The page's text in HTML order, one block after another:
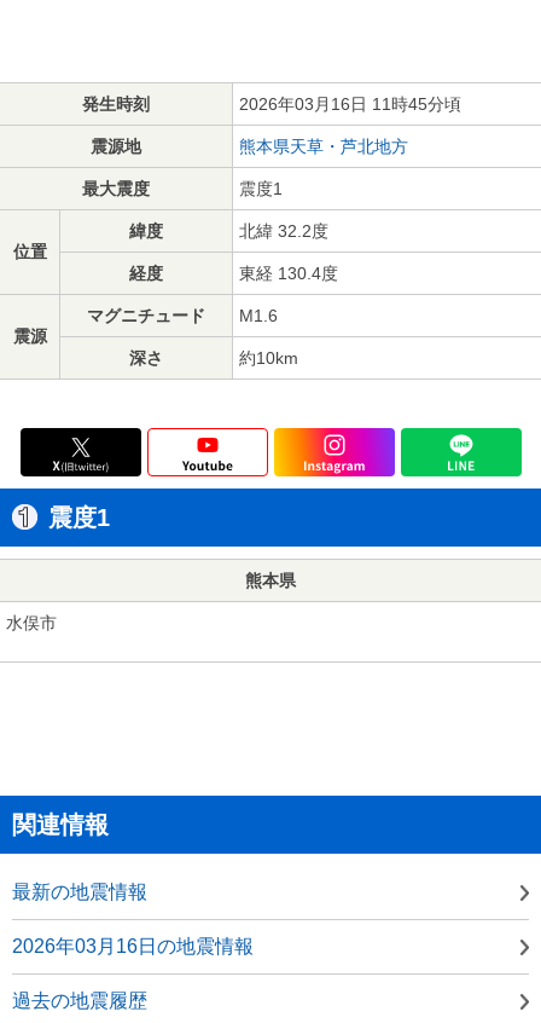
発生時刻 2026年03月16日 11時45分頃
震源地 熊本県天草・芦北地方
最大震度 震度1
位置
緯度 北緯 32.2度
経度 東経 130.4度
震源
マグニチュード M1.6
深さ 約10km
震度1
熊本県
水俣市
関連情報
最新の地震情報
2026年03月16日の地震情報
過去の地震履歴